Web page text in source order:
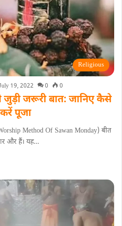
Religious
19, 2022 0 0
जुड़ी जरूरी बात: जानिए कैसे
पूजा
Method Of Sawan Monday) बीत
और हैं। यह…